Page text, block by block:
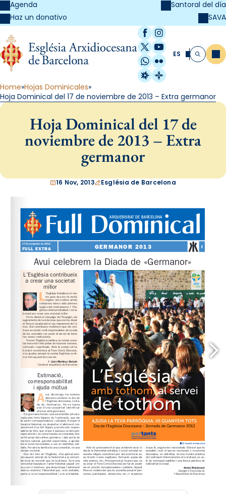
Agenda
Haz un donativo
Santoral del día
SAVA
Facebook
Instagram
X / Twitter
YouTube
WhatsApp
Flickr
Radio Estel
Catalunya
ES Buscar
Home Hojas Dominicales
Hoja Dominical del 17 de noviembre de 2013 – Extra germanor
Hoja Dominical del 17 de
noviembre de 2013 – Extra
germanor
16 Nov, 2013 Església de Barcelona